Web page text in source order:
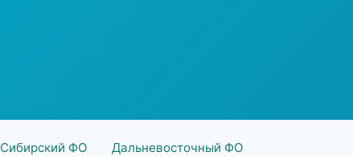
Сибирский ФО Дальневосточный ФО